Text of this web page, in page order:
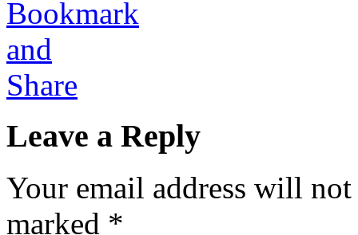
Leave a Reply
Your email address will
marked *